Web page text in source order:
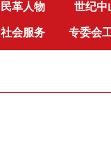
民革人物 世纪中
社会服务 专委会